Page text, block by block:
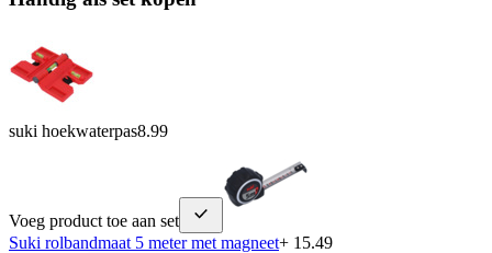
suki hoekwaterpas8.99
Voeg product toe aan set
Suki rolbandmaat 5 meter met magneet+ 15.49